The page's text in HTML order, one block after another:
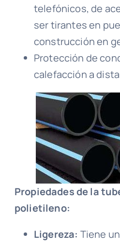
telefónicos, de
ser tirantes en
construcción en
Protección de
calefacción a
Propiedades de la
polietileno:
Ligereza: Tiene